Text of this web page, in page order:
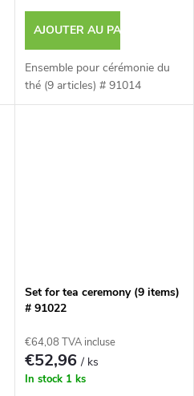
AJOUTER AU PANIER
Ensemble pour cérémonie du
thé (9 articles) # 91014
Set for tea ceremony (9 items)
# 91022
€64,08 TVA incluse
€52,96/ ks
In stock 1 ks